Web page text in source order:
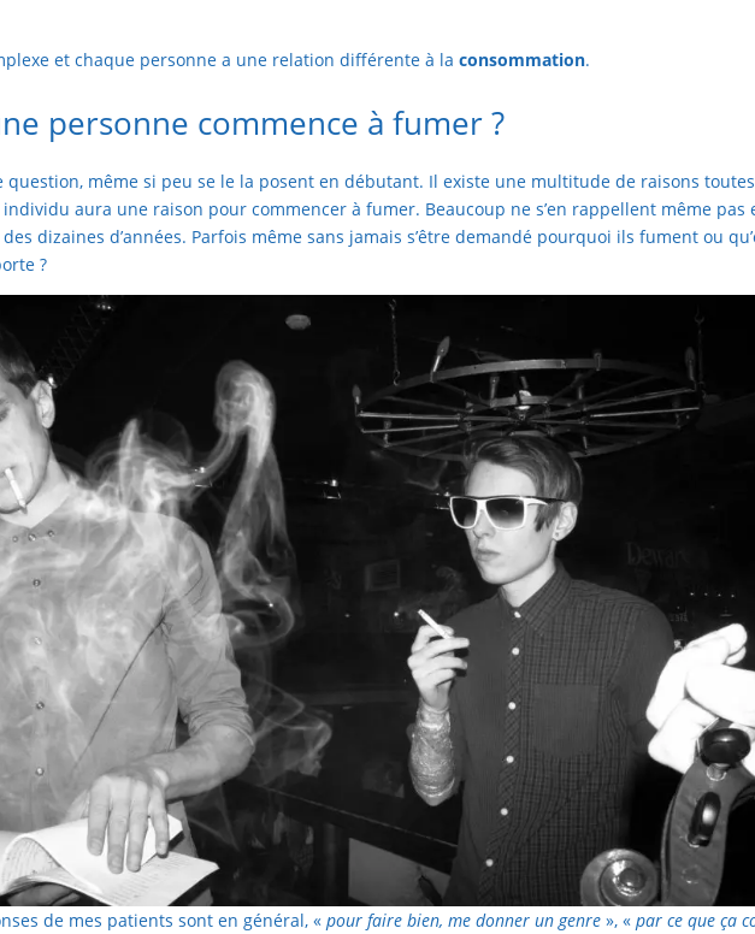
et chaque personne a une relation différente à laconsommation.
personne commence à fumer ?
question, même si peu se le la posent en débutant. Il existe une multitude de raisons toutes
aura une raison pour commencer à fumer. Beaucoup ne s’en rappellent même pas
dizaines d’années. Parfois même sans jamais s’être demandé pourquoi ils fument ou
?
de mes patients sont en général, « pour faire bien, me donner un genre», «par ce que ça